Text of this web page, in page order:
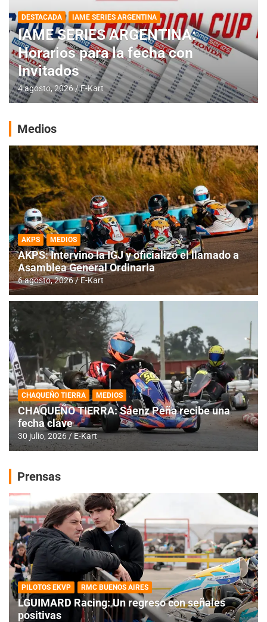
DESTACADA IAME SERIES ARGENTINA
IAME SERIES ARGENTINA:
Horarios para la fecha con
Invitados
4 agosto, 2026 E-Kart
Medios
AKPS MEDIOS
AKPS: Intervino la IGJ y oficializó el llamado a
Asamblea General Ordinaria
6 agosto, 2026 E-Kart
CHAQUEÑO TIERRA MEDIOS
CHAQUEÑO TIERRA: Sáenz Peña recibe una
fecha clave
30 julio, 2026 E-Kart
Prensas
PILOTOS EKVP RMC BUENOS AIRES
LGUIMARD Racing: Un regreso con señales
positivas